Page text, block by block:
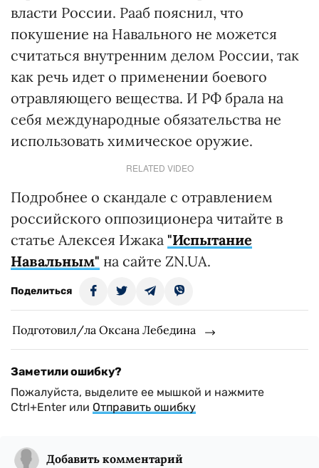
власти России. Рааб пояснил, что
покушение на Навального не можется
считаться внутренним делом России, так
как речь идет о применении боевого
отравляющего вещества. И РФ брала на
себя международные обязательства не
использовать химическое оружие.
RELATED VIDEO
Подробнее о скандале с отравлением
российского оппозиционера читайте в
статье Алексея Ижака "Испытание
Навальным" на сайте ZN.UA.
Поделиться
Подготовил/ла Оксана Лебедина
Заметили ошибку?
Пожалуйста, выделите ее мышкой и нажмите
Ctrl+Enter или Отправить ошибку
Добавить комментарий